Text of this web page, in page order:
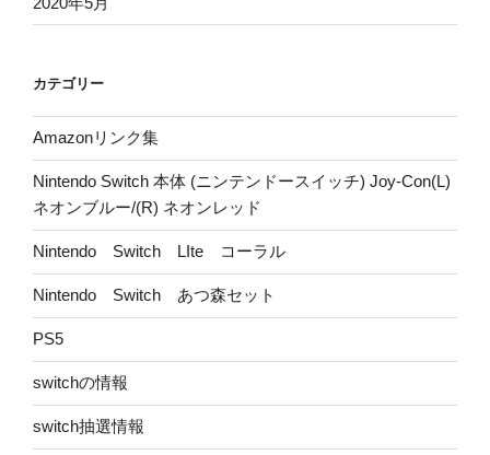
カテゴリー
Amazonリンク集
Nintendo Switch 本体 (ニンテンドースイッチ) Joy-Con(L)
ネオンブルー/(R) ネオンレッド
Nintendo Switch LIte コーラル
Nintendo Switch あつ森セット
PS5
switchの情報
switch抽選情報